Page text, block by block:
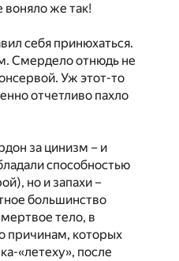
же так!
себя принюхаться.
Смердело отнюдь не
Уж этот-то
отчетливо пахло
за цинизм – и
способностью
но и запахи –
большинство
тело, в
причинам, которых
«летеху», после